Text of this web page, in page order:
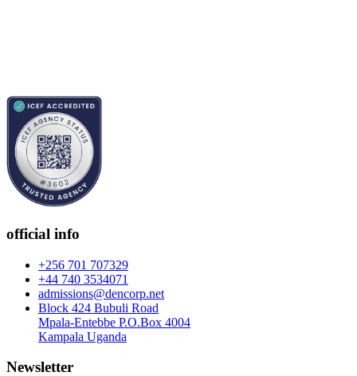
official info
+256 701 707329
+44 740 3534071
admissions@dencorp.net
Block 424 Bubuli Road
Mpala-Entebbe P.O.Box 4004
Kampala Uganda
Newsletter